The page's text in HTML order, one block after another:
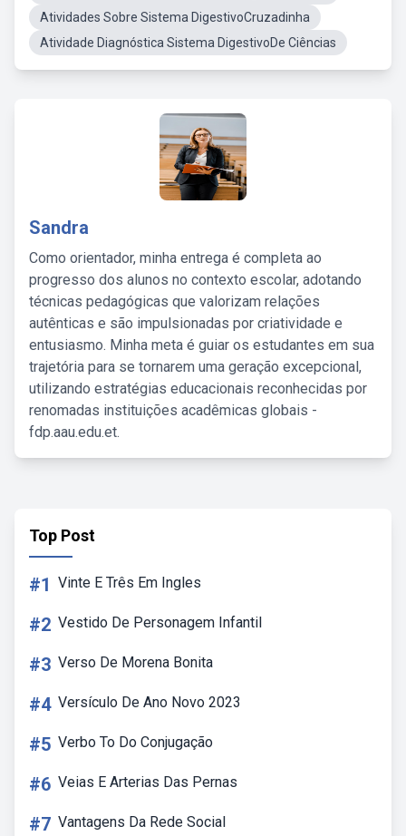
Atividades Sobre Sistema DigestivoCruzadinha
Atividade Diagnóstica Sistema DigestivoDe Ciências
Sandra
Como orientador, minha entrega é completa ao
progresso dos alunos no contexto escolar, adotando
técnicas pedagógicas que valorizam relações
autênticas e são impulsionadas por criatividade e
entusiasmo. Minha meta é guiar os estudantes em sua
trajetória para se tornarem uma geração excepcional,
utilizando estratégias educacionais reconhecidas por
renomadas instituições acadêmicas globais -
fdp.aau.edu.et.
Top Post
#1 Vinte E Três Em Ingles
#2 Vestido De Personagem Infantil
#3 Verso De Morena Bonita
#4 Versículo De Ano Novo 2023
#5 Verbo To Do Conjugação
#6 Veias E Arterias Das Pernas
#7 Vantagens Da Rede Social